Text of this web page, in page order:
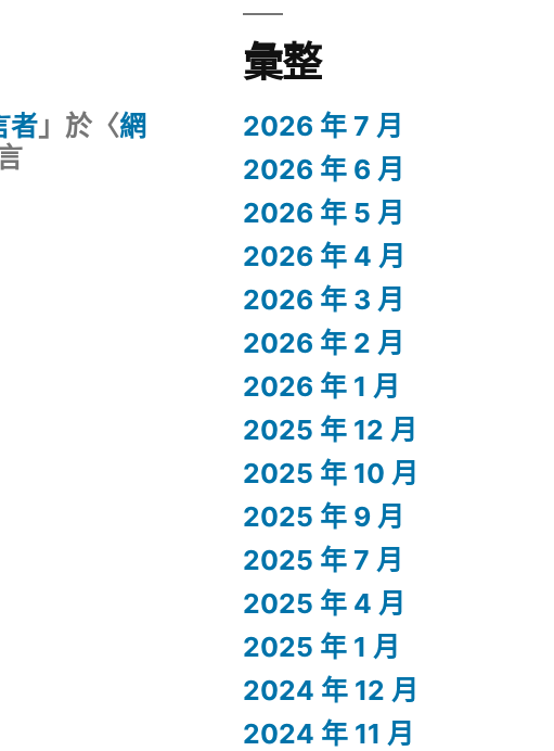
者」於〈網
彙整
2026 年 7 月
2026 年 6 月
2026 年 5 月
2026 年 4 月
2026 年 3 月
2026 年 2 月
2026 年 1 月
2025 年 12 月
2025 年 10 月
2025 年 9 月
2025 年 7 月
2025 年 4 月
2025 年 1 月
2024 年 12 月
2024 年 11 月